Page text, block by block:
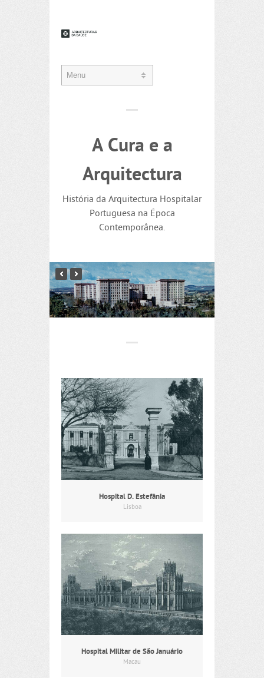
A Cura e a
Arquitectura
História da Arquitectura Hospitalar
Portuguesa na Época
Contemporânea.
Hospital D. Estefânia
Lisboa
Hospital Militar de São Januário
Macau